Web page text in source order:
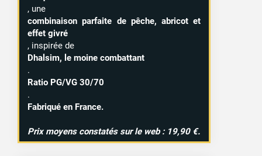
, une
combinaison parfaite de pêche, abricot et
effet givré
, inspirée de
Dhalsim, le moine combattant
.
Ratio PG/VG 30/70
.
Fabriqué en France.
Prix moyens constatés sur le web : 19,90 €.